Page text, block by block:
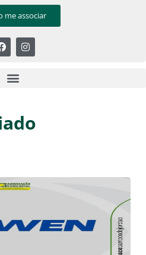
me associar